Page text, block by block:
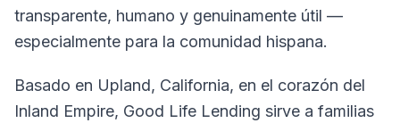
transparente, humano y genuinamente útil —
especialmente para la comunidad hispana.
Basado en Upland, California, en el corazón del
Inland Empire, Good Life Lending sirve a familias